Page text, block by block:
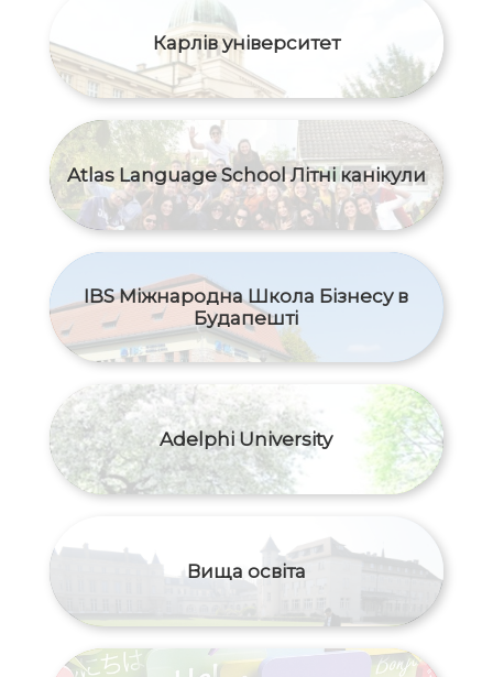
Карлів університет
Atlas Language School Літні канікули
IBS Міжнародна Школа Бізнесу в
Будапешті
Adelphi University
Вища освіта